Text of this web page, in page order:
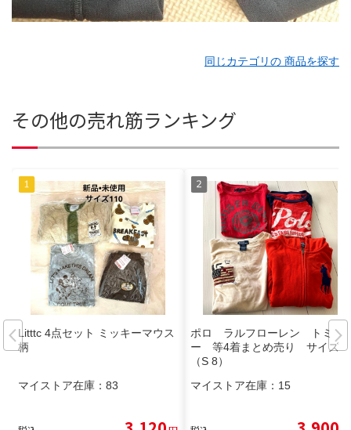
同じカテゴリの 商品を探す
その他の売れ筋ランキング
Litttc 4点セット ミッキーマウス
柄
マイストア在庫： 83
ポロ ラルフローレン トミ
ー 等4着まとめ売り サイズ
（S 8）
マイストア在庫： 15